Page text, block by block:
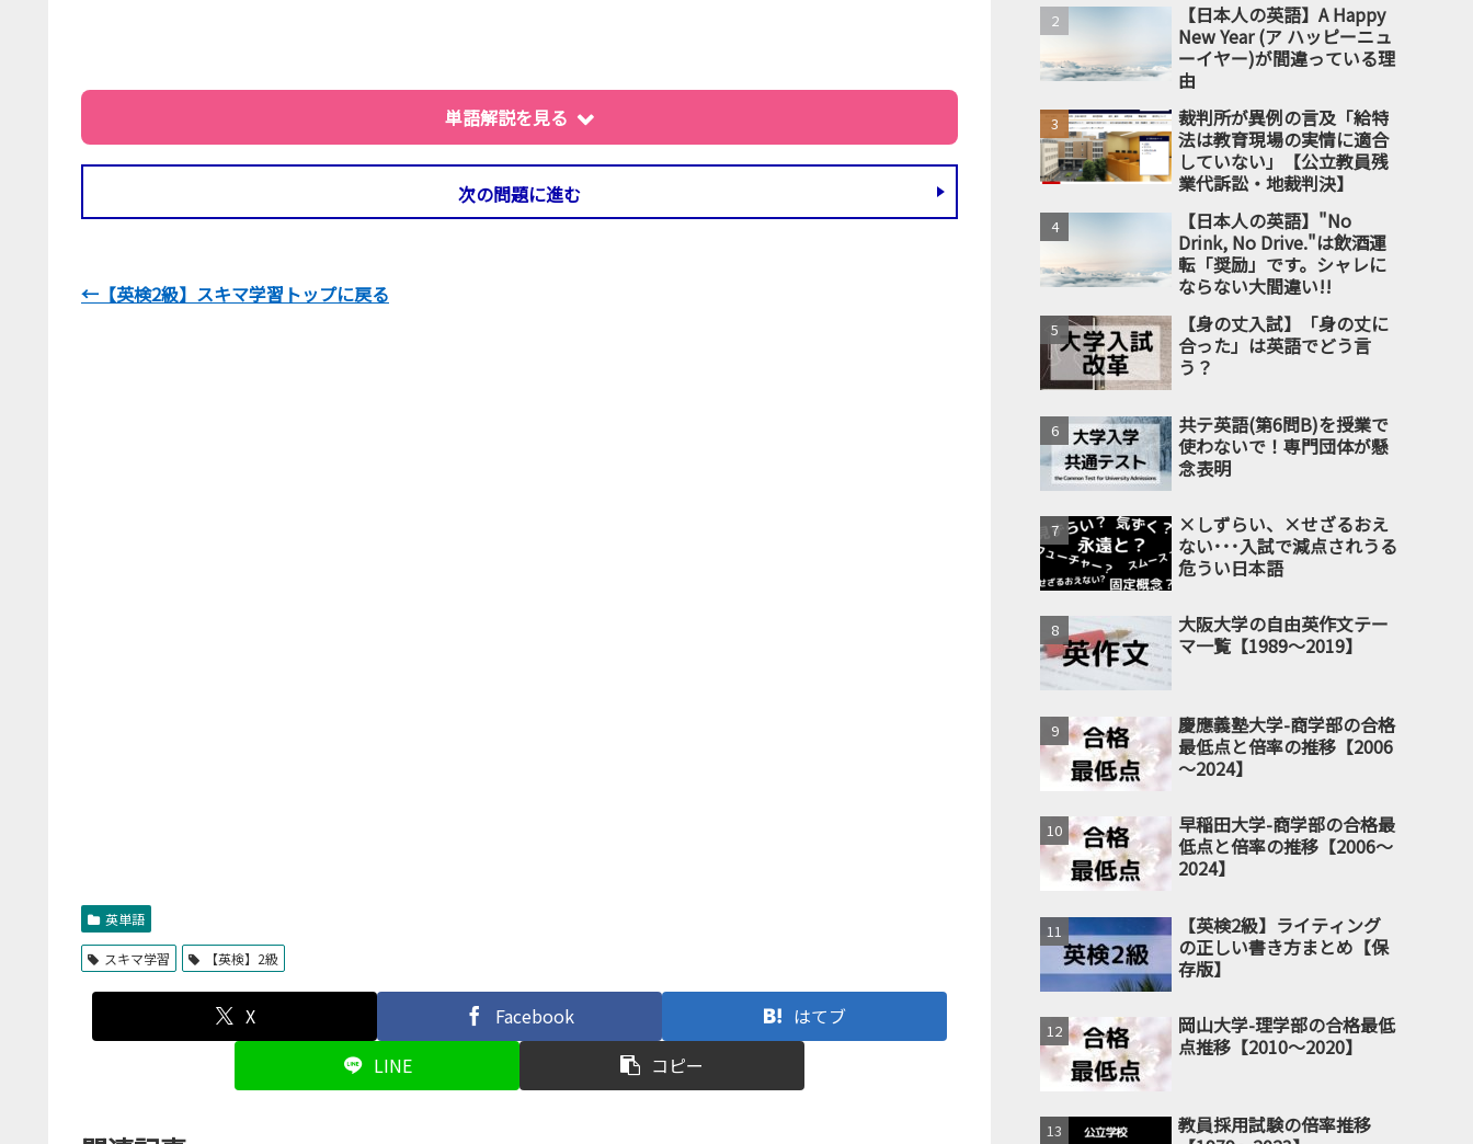
単語解説を見る
次の問題に進む
←【英検2級】スキマ学習トップに戻る
英単語
スキマ学習 【英検】2級
X Facebook
はてブ
LINE
コピー
【日本人の英語】A Happy
New Year (ア ハッピーニュ
ーイヤー)が間違っている理
由
裁判所が異例の言及「給特
法は教育現場の実情に適合
していない」【公立教員残
業代訴訟・地裁判決】
【日本人の英語】"No
Drink, No Drive."は飲酒運
転「奨励」です。シャレに
ならない大間違い!!
【身の丈入試】「身の丈に
合った」は英語でどう言
う？
共テ英語(第6問B)を授業で
使わないで！専門団体が懸
念表明
×しずらい、×せざるおえ
ない･･･入試で減点されうる
危うい日本語
大阪大学の自由英作文テー
マ一覧【1989～2019】
慶應義塾大学-商学部の合格
最低点と倍率の推移【2006
～2024】
早稲田大学-商学部の合格最
低点と倍率の推移【2006～
2024】
【英検2級】ライティング
の正しい書き方まとめ【保
存版】
岡山大学-理学部の合格最低
点推移【2010～2020】
教員採用試験の倍率推移